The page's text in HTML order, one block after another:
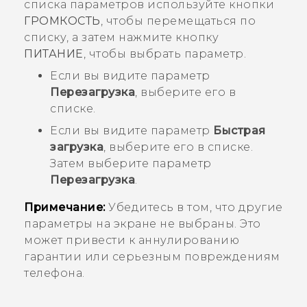
списка параметров используйте кнопки
ГРОМКОСТЬ, чтобы перемещаться по
списку, а затем нажмите кнопку
ПИТАНИЕ, чтобы выбрать параметр.
Если вы видите параметр
Перезагрузка, выберите его в
списке.
Если вы видите параметр Быстрая
загрузка, выберите его в списке.
Затем выберите параметр
Перезагрузка.
Примечание:Убедитесь в том, что другие
параметры на экране не выбраны. Это
может привести к аннулированию
гарантии или серьезным повреждениям
телефона.